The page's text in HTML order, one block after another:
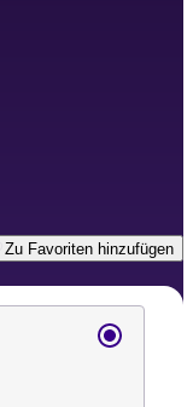
Zu Favoriten hinzufügen